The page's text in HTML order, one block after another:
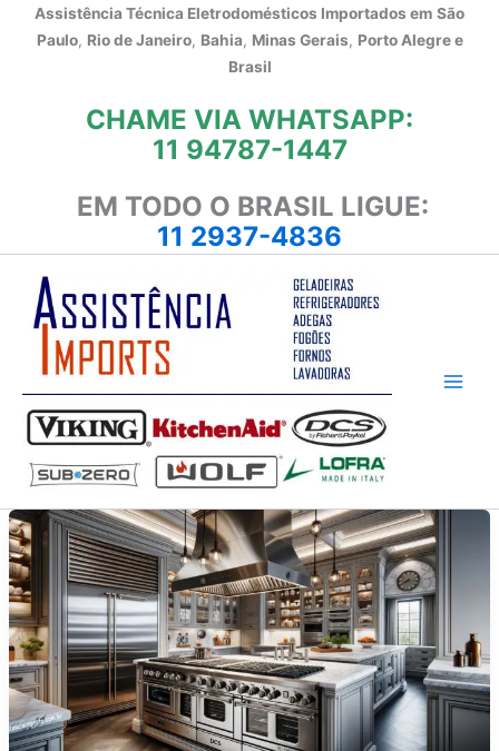
Assistência Técnica Eletrodomésticos Importados em São
Paulo, Rio de Janeiro, Bahia, Minas Gerais, Porto Alegre e
Brasil
CHAME VIA WHATSAPP:
11 94787-1447
EM TODO O BRASIL LIGUE:
11 2937-4836